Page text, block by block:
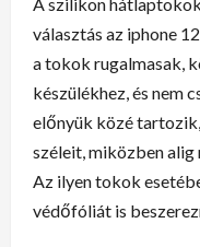
választás az iphone
a tokok rugalmasak,
készülékhez, és nem
előnyük közé
széleit, miközben alig
Az ilyen tokok
védőfóliát is